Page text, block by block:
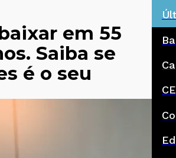
em 55
Saiba se
é o seu